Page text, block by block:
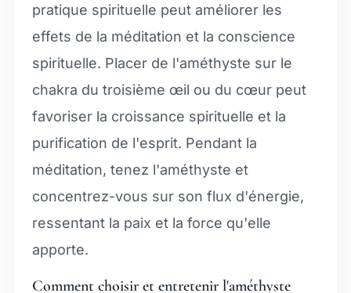
pratique spirituelle peut améliorer les
effets de la méditation et la conscience
spirituelle. Placer de l'améthyste sur le
chakra du troisième œil ou du cœur peut
favoriser la croissance spirituelle et la
purification de l'esprit. Pendant la
méditation, tenez l'améthyste et
concentrez-vous sur son flux d'énergie,
ressentant la paix et la force qu'elle
apporte.
Comment choisir et entretenir l'améthyste